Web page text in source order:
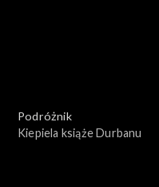
Podróżnik
Kiepiela książe Durbanu